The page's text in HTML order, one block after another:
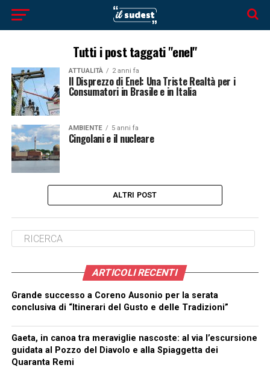
Tutti i post taggati "enel"
ATTUALITÀ 2 anni fa
Il Disprezzo di Enel: Una Triste Realtà per i
Consumatori in Brasile e in Italia
AMBIENTE 5 anni fa
Cingolani e il nucleare
ALTRI POST
ARTICOLI RECENTI
Grande successo a Coreno Ausonio per la serata
conclusiva di “Itinerari del Gusto e delle Tradizioni”
Gaeta, in canoa tra meraviglie nascoste: al via l’escursione
guidata al Pozzo del Diavolo e alla Spiaggetta dei
Quaranta Remi